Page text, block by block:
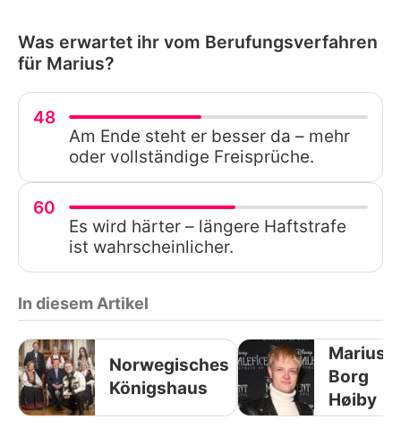
Was erwartet ihr vom Berufungsverfahren
für Marius?
48
Am Ende steht er besser da – mehr
oder vollständige Freisprüche.
60
Es wird härter – längere Haftstrafe
ist wahrscheinlicher.
In diesem Artikel
Norwegisches
Königshaus
Marius
Borg
Høiby